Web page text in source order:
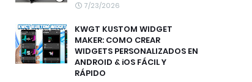
7/23/2026
KWGT KUSTOM WIDGET
MAKER: COMO CREAR
WIDGETS PERSONALIZADOS EN
ANDROID & iOS FÁCIL Y
RÁPIDO